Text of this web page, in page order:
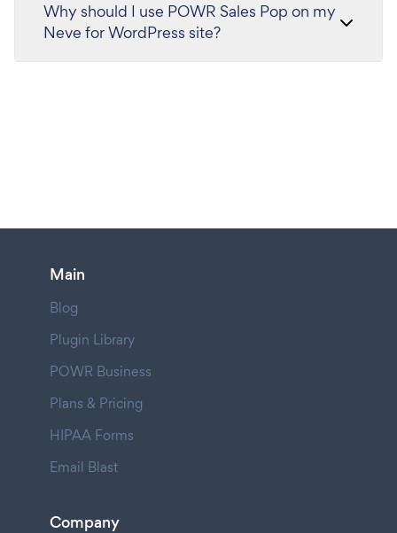
Why should I use POWR Sales Pop on my
Neve for WordPress site?
Main
Blog
Plugin Library
POWR Business
Plans & Pricing
HIPAA Forms
Email Blast
Company